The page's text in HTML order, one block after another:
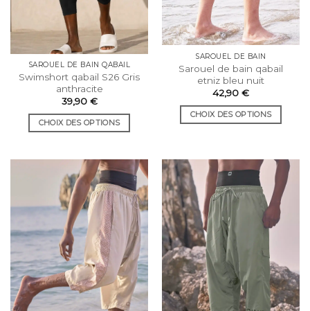
produit
du
produit
SAROUEL DE BAIN QABAIL
Swimshort qabail S26 Gris
anthracite
39,90 €
CHOIX DES OPTIONS
a
plusieurs
variations.
Les
options
peuvent
être
choisies
sur
la
SAROUEL DE BAIN
Sarouel de bain qabail
etniz bleu nuit
42,90 €
CHOIX DES OPTIONS
a
plusieurs
variations.
Les
options
peuvent
être
choisies
sur
la
page